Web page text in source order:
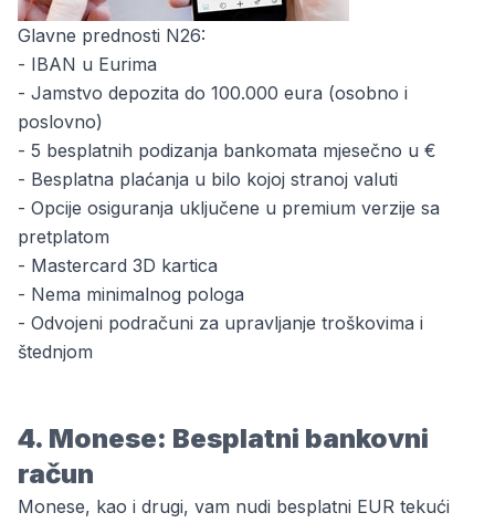
Glavne prednosti N26:
- IBAN u Eurima
- Jamstvo depozita do 100.000 eura (osobno i
poslovno)
- 5 besplatnih podizanja bankomata mjesečno u €
- Besplatna plaćanja u bilo kojoj stranoj valuti
- Opcije osiguranja uključene u premium verzije sa
pretplatom
- Mastercard 3D kartica
- Nema minimalnog pologa
- Odvojeni podračuni za upravljanje troškovima i
štednjom
4. Monese: Besplatni bankovni
račun
Monese, kao i drugi, vam nudi besplatni EUR tekući